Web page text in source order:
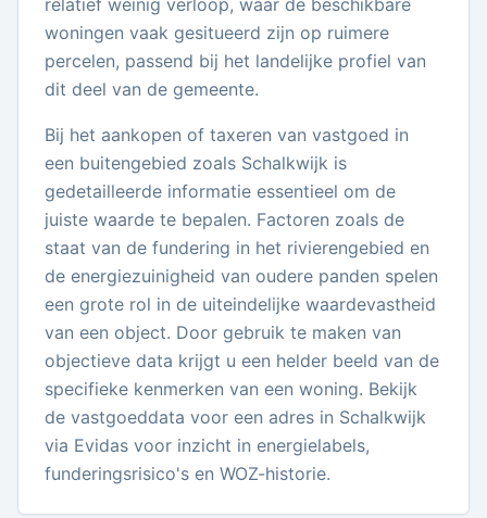
relatief weinig verloop, waar de beschikbare
woningen vaak gesitueerd zijn op ruimere
percelen, passend bij het landelijke profiel van
dit deel van de gemeente.
Bij het aankopen of taxeren van vastgoed in
een buitengebied zoals Schalkwijk is
gedetailleerde informatie essentieel om de
juiste waarde te bepalen. Factoren zoals de
staat van de fundering in het rivierengebied en
de energiezuinigheid van oudere panden spelen
een grote rol in de uiteindelijke waardevastheid
van een object. Door gebruik te maken van
objectieve data krijgt u een helder beeld van de
specifieke kenmerken van een woning. Bekijk
de vastgoeddata voor een adres in Schalkwijk
via Evidas voor inzicht in energielabels,
funderingsrisico's en WOZ-historie.